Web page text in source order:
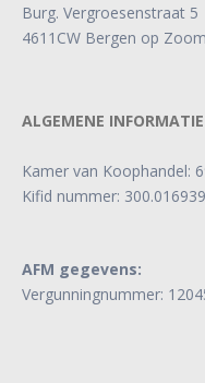
Burg. Vergroesenstraat 5
4611CW Bergen op Zoom
ALGEMENE INFORMATIE
Kamer van Koophandel:
Kifid nummer: 300.016939
AFM gegevens:
Vergunningnummer: